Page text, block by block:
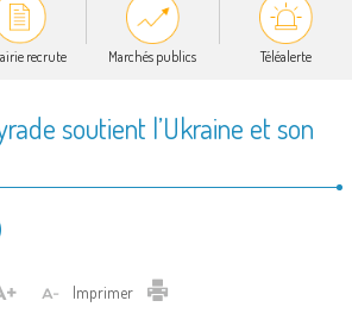
recrute Marchés publics Téléalerte
soutient l’Ukraine et son
Imprimer